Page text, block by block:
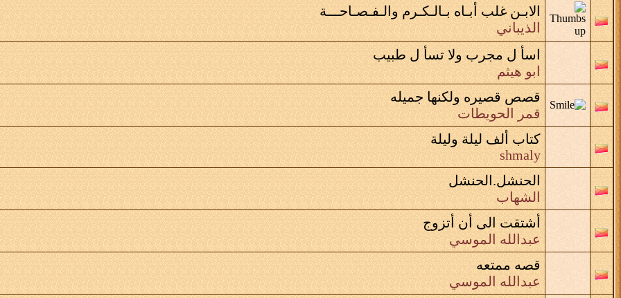
الابـن غلب أبـاه بـالـكـرم والـفـصـاحـــة
الذيباني
اسأ ل مجرب ولا تسأ ل طبيب
ابو هيثم
قصص قصيره ولكنها جميله
قمر الحويطات
كتاب ألف ليلة وليلة
shmaly
الحنشل.الحنشل
الشهاب
أشتقت الى أن أتزوج
عبدالله الموسي
قصه ممتعه
عبدالله الموسي